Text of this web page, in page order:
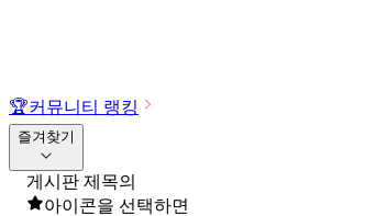
🏆커뮤니티 랭킹
즐겨찾기
게시판 제목의
아이콘을 선택하면